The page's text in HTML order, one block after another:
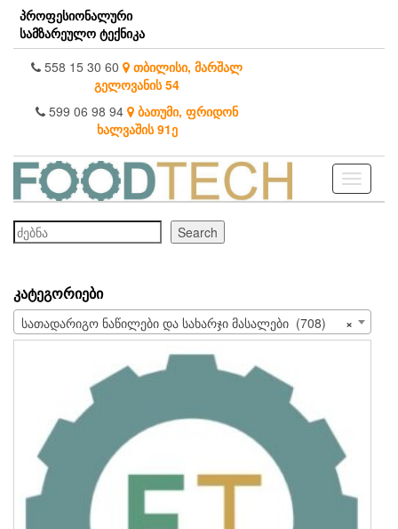
Skip
the
content
პროფესიონალური
სამზარეულო ტექნიკა
558 15 30 60 თბილისი, მარშალ
გელოვანის 54
599 06 98 94 ბათუმი, ფრიდონ
ხალვაშის 91ე
Toggle
ძებნა
Search
ᲙᲐᲢᲔᲒᲝᲠᲘᲔᲑᲘ
×
სათადარიგო ნაწილები და სახარჯი მასალები (708)